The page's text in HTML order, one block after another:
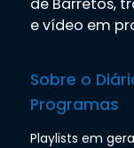
e vídeo em
Sobre o
Programas
Playlists em